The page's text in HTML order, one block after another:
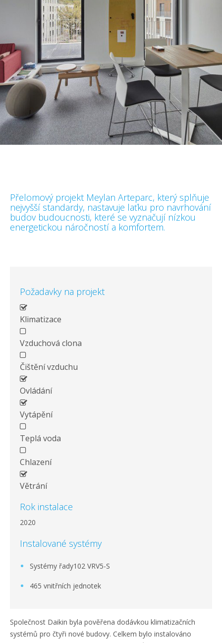
Přelomový projekt Meylan Arteparc, který splňuje
nejvyšší standardy, nastavuje laťku pro navrhování
budov budoucnosti, které se vyznačují nízkou
energetickou náročností a komfortem.
Požadavky na projekt
Klimatizace
Vzduchová clona
Čištění vzduchu
Ovládání
Vytápění
Teplá voda
Chlazení
Větrání
Rok instalace
2020
Instalované systémy
Systémy řady102 VRV5-S
465 vnitřních jednotek
Společnost Daikin byla pověřena dodávkou klimatizačních
systémů pro čtyři nové budovy. Celkem bylo instalováno